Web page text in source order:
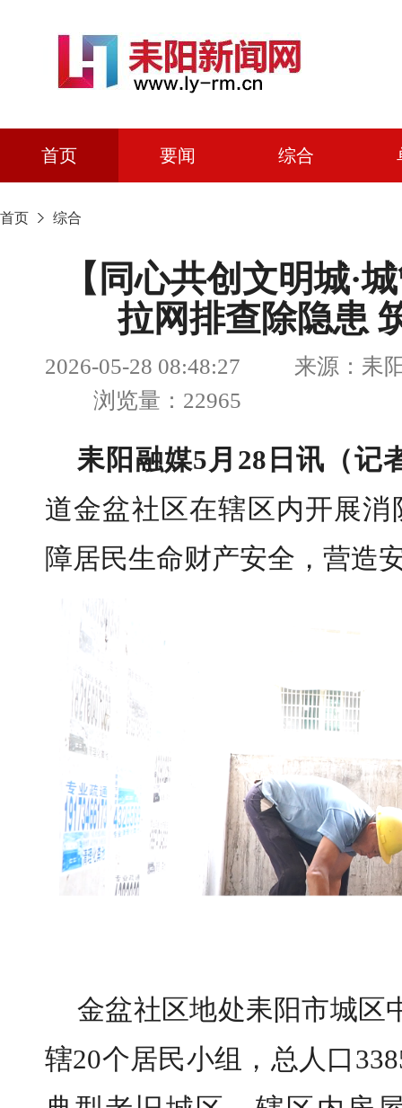
首页 要闻 综合
首页 综合
【同心共创文明城·
拉网排查除隐患
2026-05-28 08:48:27 来源：耒阳
浏览量：22965
耒阳融媒5月28日讯（记
道金盆社区在辖区内开展
障居民生命财产安全，营造
金盆社区地处耒阳市城区
辖20个居民小组，总人口